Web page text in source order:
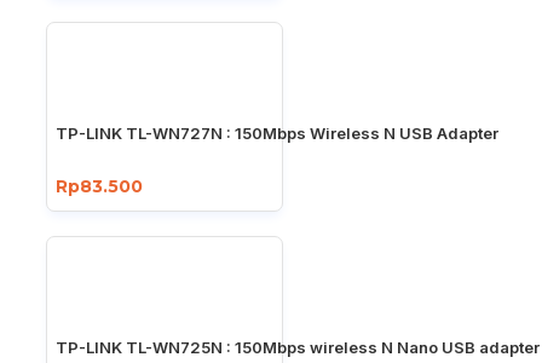
TP-LINK TL-WN727N : 150Mbps Wireless N USB Adapter
Rp83.500
TP-LINK TL-WN725N : 150Mbps wireless N Nano USB adapter